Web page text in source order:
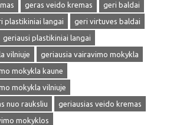
geras veido kremas
geri baldai
plastikiniai langai
geri virtuves baldai
geriausi plastikiniai langai
vilniuje
geriausia vairavimo mokykla
mokykla kaune
mokykla vilniuje
nuo rauksliu
geriausias veido kremas
mokyklos